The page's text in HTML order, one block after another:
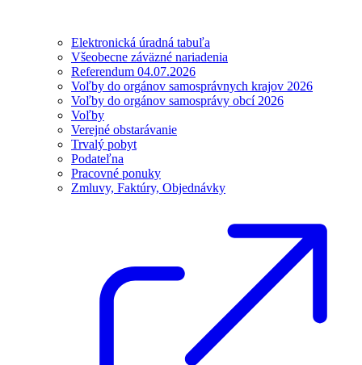
Elektronická úradná tabuľa
Všeobecne záväzné nariadenia
Referendum 04.07.2026
Voľby do orgánov samosprávnych krajov 2026
Voľby do orgánov samosprávy obcí 2026
Voľby
Verejné obstarávanie
Trvalý pobyt
Podateľna
Pracovné ponuky
Zmluvy, Faktúry, Objednávky